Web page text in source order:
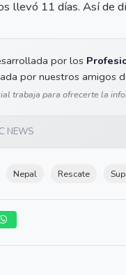
llevó 11 días. Así de
por los
por nuestros amigos
trabaja para ofrecerte la
NEWS
Nepal Rescate